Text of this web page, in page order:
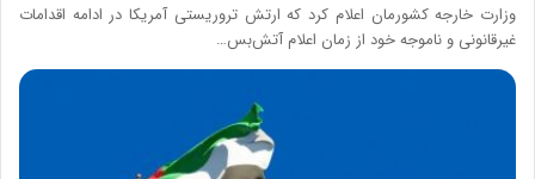
وزارت خارجه کشورمان اعلام کرد که ارتش تروریستی آمریکا در ادامه اقدامات
غیرقانونی و ناموجه خود از زمان اعلام آتش‌بس…